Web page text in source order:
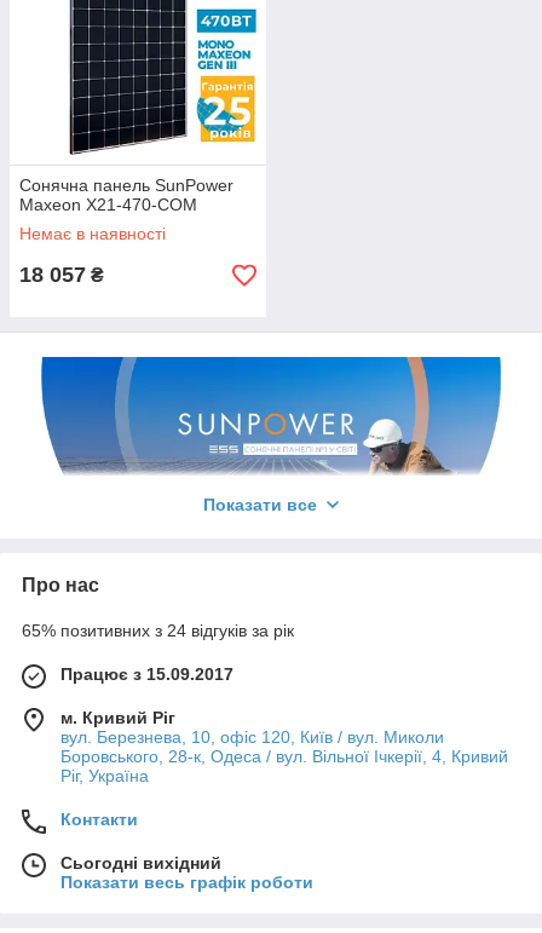
Сонячна панель SunPower
Maxeon X21-470-COM
Немає в наявності
18 057 ₴
Коли пріорітет - якість...
Ваше енергоспоживання і економія стають по-справжньому
якщо річ йде про лінійку Maxeon, то ви отримуєте найдовшу
гарантію, найбільшу довговічність і найвищу ефективність.
Найбільша кількість енергії та найбільші
Сонячні батареї SunPower Maxeon - мають лідируючі
показники з ККД, який у деяких моделях досягає 22.8%. Це
значить, що обравши цю торгову марку, Ви отримаєте більше
Показати все
Про нас
65% позитивних з 24 відгуків за рік
Працює з 15.09.2017
м. Кривий Ріг
вул. Березнева, 10, офіс 120, Київ / вул. Миколи
Боровського, 28-к, Одеса / вул. Вільної Ічкерії, 4, Кривий
Ріг, Україна
Контакти
Сьогодні вихідний
Показати весь графік роботи